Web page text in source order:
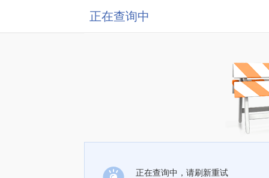
正在查询中
正在查询中，请刷新重试